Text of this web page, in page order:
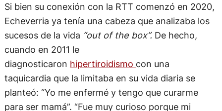
Si bien su conexión con la RTT comenzó en 2020,
Echeverria ya tenía una cabeza que analizaba los
sucesos de la vida “out of the box”.De hecho,
cuando en 2011 le
diagnosticaron hipertiroidismo con una
taquicardia que la limitaba en su vida diaria se
planteó: “Yo me enfermé y tengo que curarme
para ser mamá”. “Fue muy curioso porque mi